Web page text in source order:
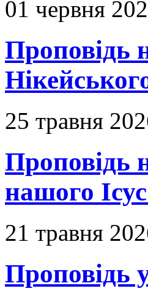
01 червня
Проповідь
25 травня
Проповідь
нашого
21 травня
Проповідь